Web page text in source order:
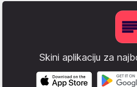
Skini aplikaciju za